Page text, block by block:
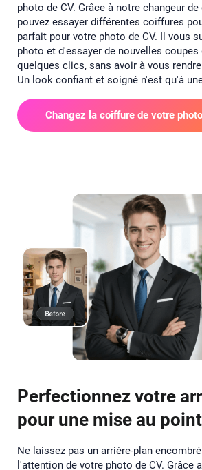
photo de CV. Grâce à notre changeur
pouvez essayer différentes coiffures
parfait pour votre photo de CV. Il vous
photo et d'essayer de nouvelles coupes
quelques clics, sans avoir à vous
Un look confiant et soigné n'est qu'à
Changez la coiffure de votre
Perfectionnez votre
pour une mise au
Ne laissez pas un arrière-plan
l'attention de votre photo de CV. Grâce